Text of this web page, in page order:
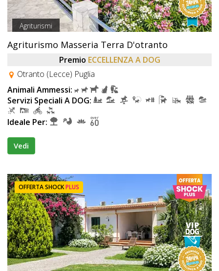
Agriturismi
Agriturismo Masseria Terra D'otranto
Premio ECCELLENZA A DOG
Otranto (Lecce) Puglia
Animali Ammessi:
Servizi Speciali A DOG:
Ideale Per:
Vedi
OFFERTA SHOCKPLUS